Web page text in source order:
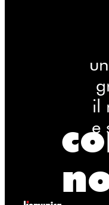
il
e